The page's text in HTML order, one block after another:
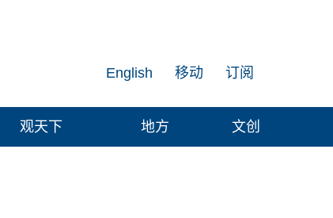
订阅
移动
English
观天下 地方 文创